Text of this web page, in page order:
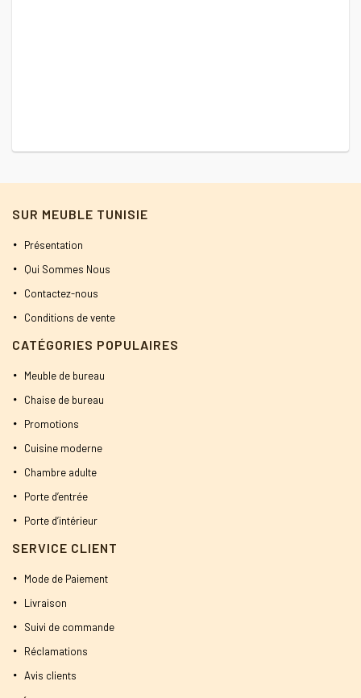
SUR MEUBLE TUNISIE
Présentation
Qui Sommes Nous
Contactez-nous
Conditions de vente
CATÉGORIES POPULAIRES
Meuble de bureau
Chaise de bureau
Promotions
Cuisine moderne
Chambre adulte
Porte d’entrée
Porte d’intérieur
SERVICE CLIENT
Mode de Paiement
Livraison
Suivi de commande
Réclamations
Avis clients